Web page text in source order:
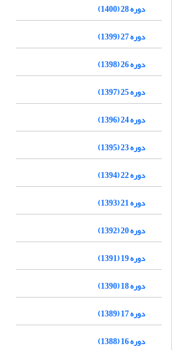
دوره 28 (1400)
دوره 27 (1399)
دوره 26 (1398)
دوره 25 (1397)
دوره 24 (1396)
دوره 23 (1395)
دوره 22 (1394)
دوره 21 (1393)
دوره 20 (1392)
دوره 19 (1391)
دوره 18 (1390)
دوره 17 (1389)
دوره 16 (1388)